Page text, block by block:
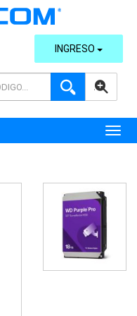
AVANZADA
INGRESO